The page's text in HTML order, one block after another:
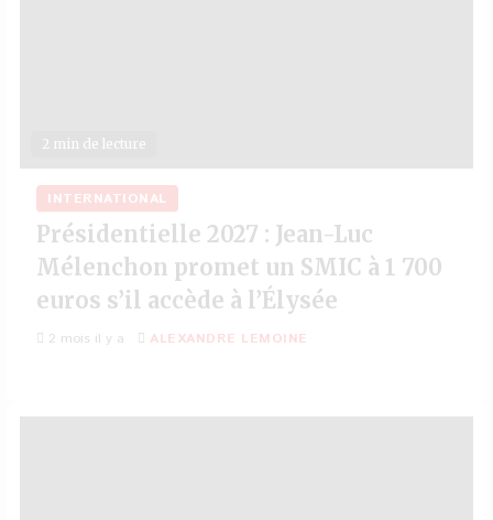
2 min de lecture
INTERNATIONAL
Présidentielle 2027 : Jean-Luc
Mélenchon promet un SMIC à 1 700
euros s’il accède à l’Élysée
2 mois il y a ALEXANDRE LEMOINE